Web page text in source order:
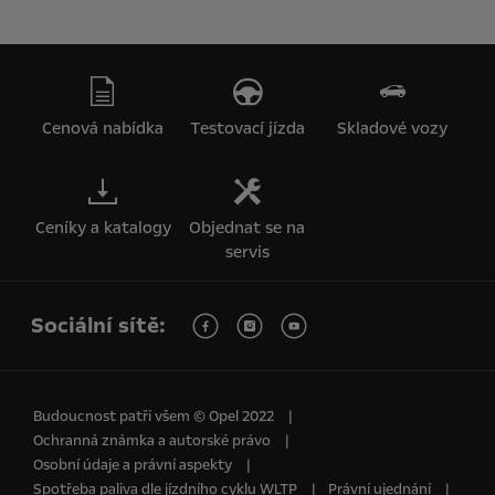
Cenová nabídka Testovací jízda Skladové vozy
Ceníky a katalogy
Objednat se na
servis
Sociální sítě:
Budoucnost patří všem © Opel 2022
Ochranná známka a autorské právo
Osobní údaje a právní aspekty
Spotřeba paliva dle jízdního cyklu WLTP
Právní ujednání